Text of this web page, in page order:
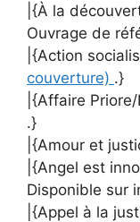
|{À la
Ouvrage de
|{Action
couverture) .}
|{Affaire
.}
|{Amour et
|{Angel est
Disponible sur
|{Appel à la